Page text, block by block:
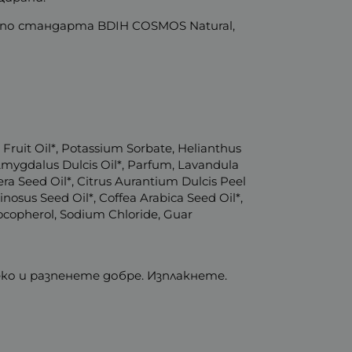
стандарта BDIH COSMOS Natural,
Oil*, Potassium Sorbate, Helianthus
Dulcis Oil*, Parfum, Lavandula
Seed Oil*, Citrus Aurantium Dulcis Peel
Seed Oil*, Coffea Arabica Seed Oil*,
Sodium Chloride, Guar
и разпенете добре. Изплакнете.